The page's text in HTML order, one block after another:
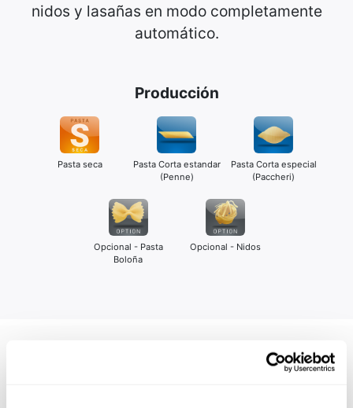
nidos y lasañas en modo completamente
automático.
Producción
Pasta seca
Pasta Corta estandar
(Penne)
Pasta Corta especial
(Paccheri)
Opcional - Pasta
Boloña
Opcional - Nidos
Línea Pasta Larga